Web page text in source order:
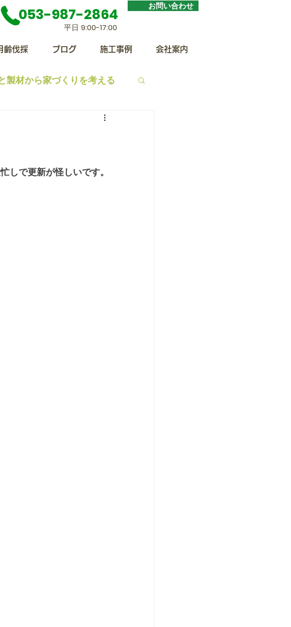
053-987-2864 お問い合わせ
​平日 9:00-17:00
齢伐採 ブログ 施工事例 会社案内
製材から家づくりを考える
しで更新が怪しいです。